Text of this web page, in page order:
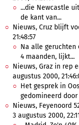
...die Newcastle
de kant van...
Nieuws, Cruz blijft
21:48:57
Na alle geruchten
4 maanden, lijkt...
Nieuws, Graz in rep
augustus 2000,
Het gesprek in
gedomineerd door
Nieuws, Feyenoord
3 augustus 2000,